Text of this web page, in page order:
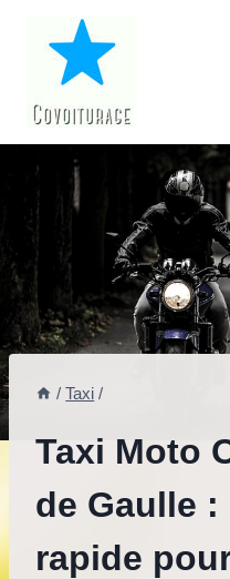
contenu
/ Taxi /
Taxi Moto
de Gaulle
rapide